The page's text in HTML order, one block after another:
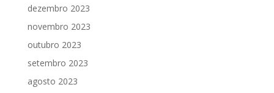
dezembro 2023
novembro 2023
outubro 2023
setembro 2023
agosto 2023